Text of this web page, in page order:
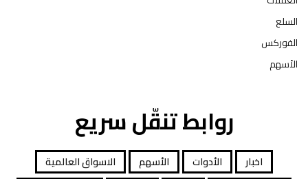
السلع
الفوركس
الأسهم
روابط تنقّل سريع
اخبار الأدوات الأسهم
الاسواق العالمية